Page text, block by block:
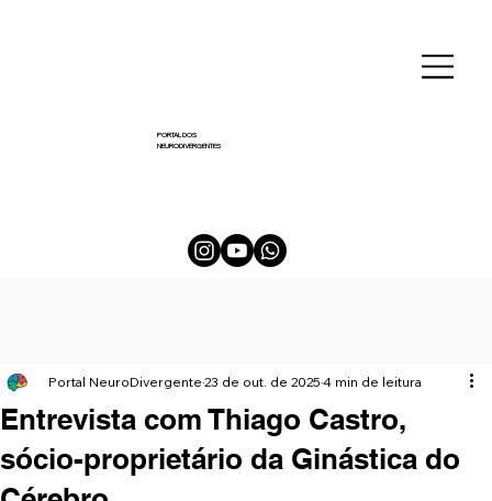
PORTAL DOS
NEURODIVERGENTES
Entrevista com Thiago Castro,
sócio-proprietário da Ginástica do
Portal NeuroDivergente 23 de out. de 2025 4 min de leitura